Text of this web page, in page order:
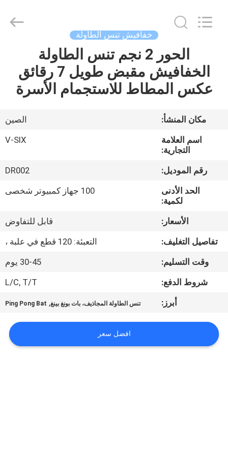
المنتجات
حولنا
المصنع
مراقبة
الجودة
اتصل
اطلب
اقتباس
Dunya
خفافيش تنس الطاولة
الحور 2 نجم تنس الطاولة
الخفافيش مقبض طويل 7 رقائق
عكس المطاط للاستجمام الأسرة
مكان المنشأ:
الصين
اسم العلامة
التجارية:
V-SIX
رقم الموديل:
DR002
الحد الأدنى
لكمية:
100 جهاز كمبيوتر شخصى
الأسعار:
قابل للتفاوض
تفاصيل التغليف:
التعبئة: 120 قطع في علبة ،
وقت التسليم:
30-45 يوم
شروط الدفع:
L/C, T/T
أبرز:
تنس الطاولة المجاذيف، بات بونغ بينغ,
Ping Pong Bat
افضل سعر